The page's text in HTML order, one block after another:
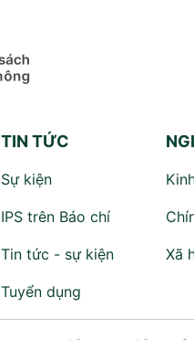
TIN TỨC
Sự kiện
IPS trên Báo chí
Tin tức - sự kiện
Tuyển dụng
Xã